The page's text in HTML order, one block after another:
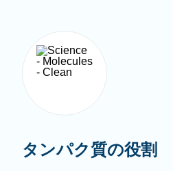
タンパク質の役割